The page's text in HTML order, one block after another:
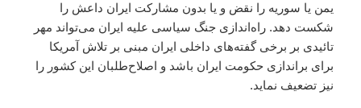
یمن یا سوریه را نقض و یا بدون مشارکت ایران داعش را
شکست دهد. راه‌اندازی جنگ سیاسی علیه ایران می‌تواند مهر
تائیدی بر برخی گفته‌های داخلی ایران مبنی بر تلاش آمریکا
برای براندازی حکومت ایران باشد و اصلاح‌طلبان این کشور را
نیز تضعیف نماید.